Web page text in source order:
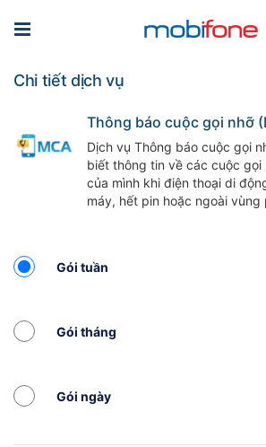
Chi tiết dịch vụ
Thông báo cuộc gọi nhỡ
Dịch vụ Thông báo cuộc gọi
biết thông tin về các cuộc gọi
của mình khi điện thoại di
máy, hết pin hoặc ngoài vùng
Gói tuần
Gói tháng
Gói ngày